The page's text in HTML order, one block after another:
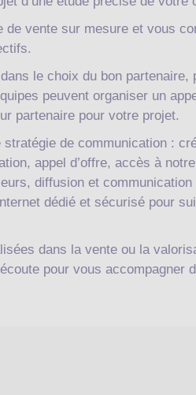
de vente sur mesure et vous
le choix du bon partenaire,
peuvent organiser un
partenaire pour votre projet.
stratégie de communication :
appel d’offre, accès à
diffusion et
dédié et sécurisé pour
dans la vente ou la
pour vous accompagner